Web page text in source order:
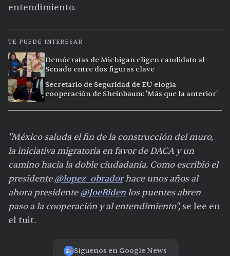
entendimiento.
TE PUEDE INTERESAR
Demócratas de Michigan eligen candidato al
Senado entre dos figuras clave
Secretario de Seguridad de EU elogia
cooperación de Sheinbaum: 'Más que la anterior'
"México saluda el fin de la construcción del muro,
la iniciativa migratoria en favor de DACA y un
camino hacia la doble ciudadanía. Como escribió el
presidente@lopez_obradorhace unos años al
ahora presidente@JoeBidenlos puentes abren
paso a la cooperación y al entendimiento",se lee en
el tuit.
Síguenos en Google News